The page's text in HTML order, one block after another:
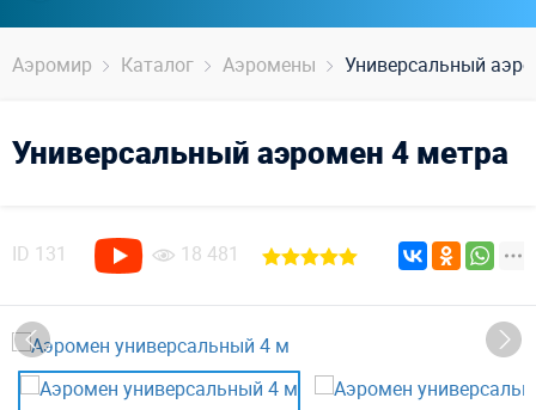
Аэромир Каталог Аэромены Универсальный
Универсальный аэромен 4 метра
ID 131 18 481